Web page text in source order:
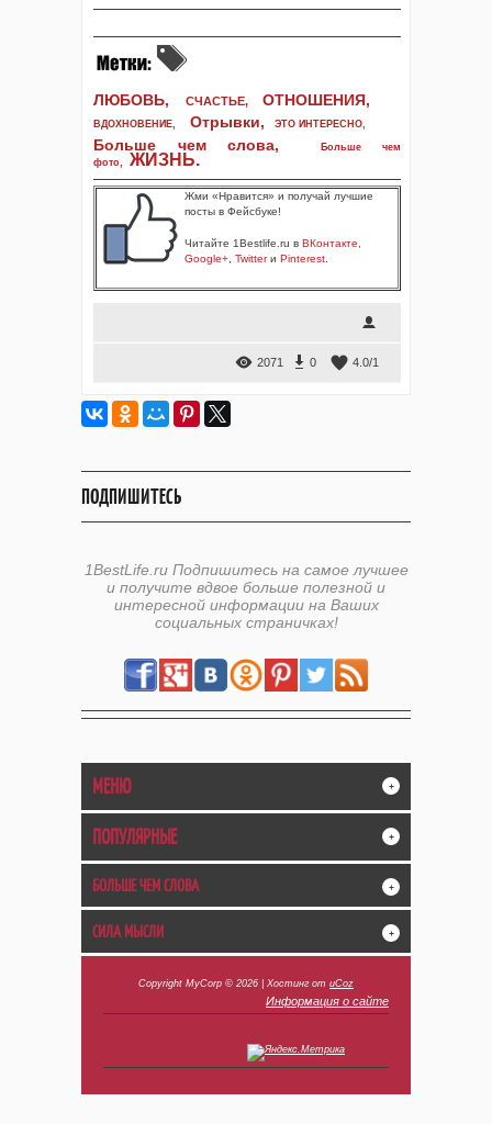
ЛЮБОВЬ, СЧАСТЬЕ, ОТНОШЕНИЯ,
ВДОХНОВЕНИЕ, Отрывки, ЭТО ИНТЕРЕСНО,
Больше чем слова,
Больше чем
фото, ЖИЗНЬ.
Жми «Нравится» и получай лучшие
посты в Фейсбуке!
Читайте 1Bestlife.ru в ВКонтакте
Google+ Twitterи Pinterest
2071 0 4.0/1
ПОДПИШИТЕСЬ
1BestLife.ru Подпишитесь на самое лучшее
и получите вдвое больше полезной и
интересной информации на Ваших
социальных страничках!
МЕНЮ +
ПОПУЛЯРНЫЕ +
БОЛЬШЕ ЧЕМ СЛОВА +
СИЛА МЫСЛИ +
Copyright MyCorp © 2026 Хостинг от uCoz
Информация о сайте